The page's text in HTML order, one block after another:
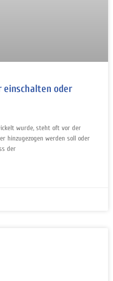
einschalten oder
wurde, steht oft vor der
hinzugezogen werden soll oder
der